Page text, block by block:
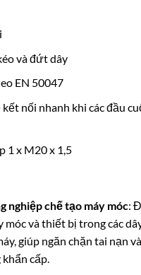
và đứt dây
EN 50047
kết nối nhanh khi các đầu
1 x M20 x 1,5
nghiệp chế tạo máy móc:
móc và thiết bị trong các
giúp ngăn chặn tai nạn
cấp.